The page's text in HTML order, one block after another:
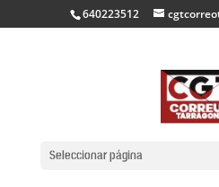
640223512
Seleccionar página
2016